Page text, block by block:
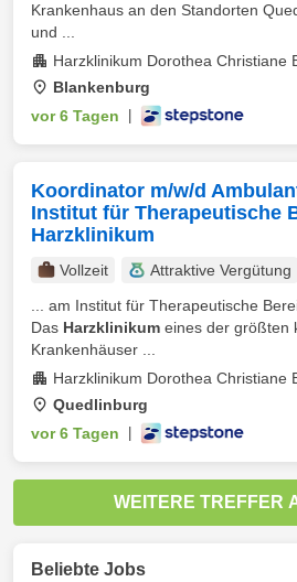
Krankenhaus an den Standorten
und ...
Harzklinikum Dorothea Christiane
Blankenburg
vor 6 Tagen
Koordinator m/w/d
Institut für Therapeutische
Harzklinikum
Vollzeit Attraktive Vergütung
... am Institut für Therapeutische
Das Harzklinikum eines der größten
Krankenhäuser ...
Harzklinikum Dorothea Christiane
Quedlinburg
vor 6 Tagen
WEITERE TREFFER
Beliebte Jobs